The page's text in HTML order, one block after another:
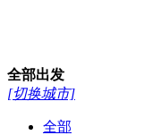
全部出发
[切换城市]
全部